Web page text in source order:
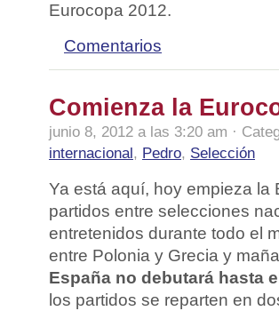
Eurocopa 2012.
Comentarios
Comienza la
junio 8, 2012 a las 3:20 am ·
internacional, Pedro, Selección
Ya está aquí, hoy empieza la
partidos entre selecciones
entretenidos durante todo el
entre Polonia y Grecia y
España no debutará hasta
los partidos se reparten en